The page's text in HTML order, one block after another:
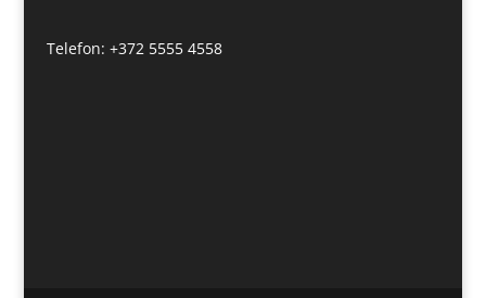
Telefon: +372 5555 4558